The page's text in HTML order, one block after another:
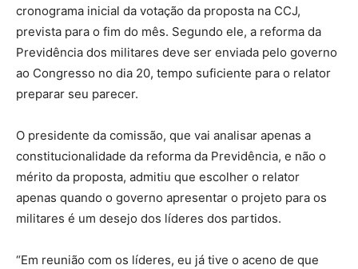
cronograma inicial da votação da proposta na CCJ,
prevista para o fim do mês. Segundo ele, a reforma da
Previdência dos militares deve ser enviada pelo governo
ao Congresso no dia 20, tempo suficiente para o relator
preparar seu parecer.
O presidente da comissão, que vai analisar apenas a
constitucionalidade da reforma da Previdência, e não o
mérito da proposta, admitiu que escolher o relator
apenas quando o governo apresentar o projeto para os
militares é um desejo dos líderes dos partidos.
“Em reunião com os líderes, eu já tive o aceno de que